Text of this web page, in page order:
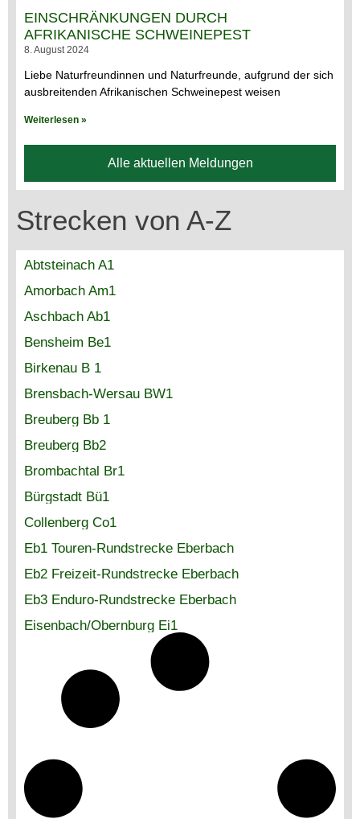
EINSCHRÄNKUNGEN DURCH
AFRIKANISCHE SCHWEINEPEST
8. August 2024
Liebe Naturfreundinnen und Naturfreunde, aufgrund der sich
ausbreitenden Afrikanischen Schweinepest weisen
Weiterlesen »
Alle aktuellen Meldungen
Strecken von A-Z
Abtsteinach A1
Amorbach Am1
Aschbach Ab1
Bensheim Be1
Birkenau B 1
Brensbach-Wersau BW1
Breuberg Bb 1
Breuberg Bb2
Brombachtal Br1
Bürgstadt Bü1
Collenberg Co1
Eb1 Touren-Rundstrecke Eberbach
Eb2 Freizeit-Rundstrecke Eberbach
Eb3 Enduro-Rundstrecke Eberbach
Eisenbach/Obernburg Ei1